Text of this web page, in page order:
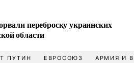
переброску украинских
области
ПУТИН ЕВРОСОЮЗ АРМИЯ И